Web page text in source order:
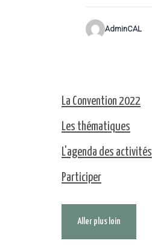
AdminCAL
La Convention 2022
Les thématiques
L'agenda des activités
Participer
Aller plus loin